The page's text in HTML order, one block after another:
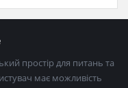
простір для питань та
має можливість